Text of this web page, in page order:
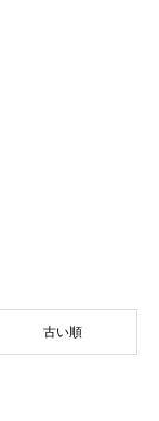
古い順